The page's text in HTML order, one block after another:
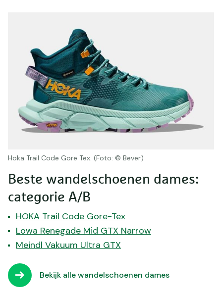
Beste wandelschoenen dames:
categorie A/B
HOKA Trail Code Gore-Tex
Lowa Renegade Mid GTX Narrow
Meindl Vakuum Ultra GTX
Bekijk alle wandelschoenen dames
Hoka Trail Code Gore Tex. (Foto: © Bever)